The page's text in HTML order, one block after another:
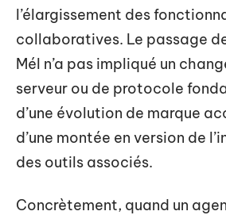
l’élargissement des
collaboratives. Le passage
Mél n’a pas impliqué un
serveur ou de protocole
d’une évolution de marque
d’une montée en version de
des outils associés.
Concrètement, quand un